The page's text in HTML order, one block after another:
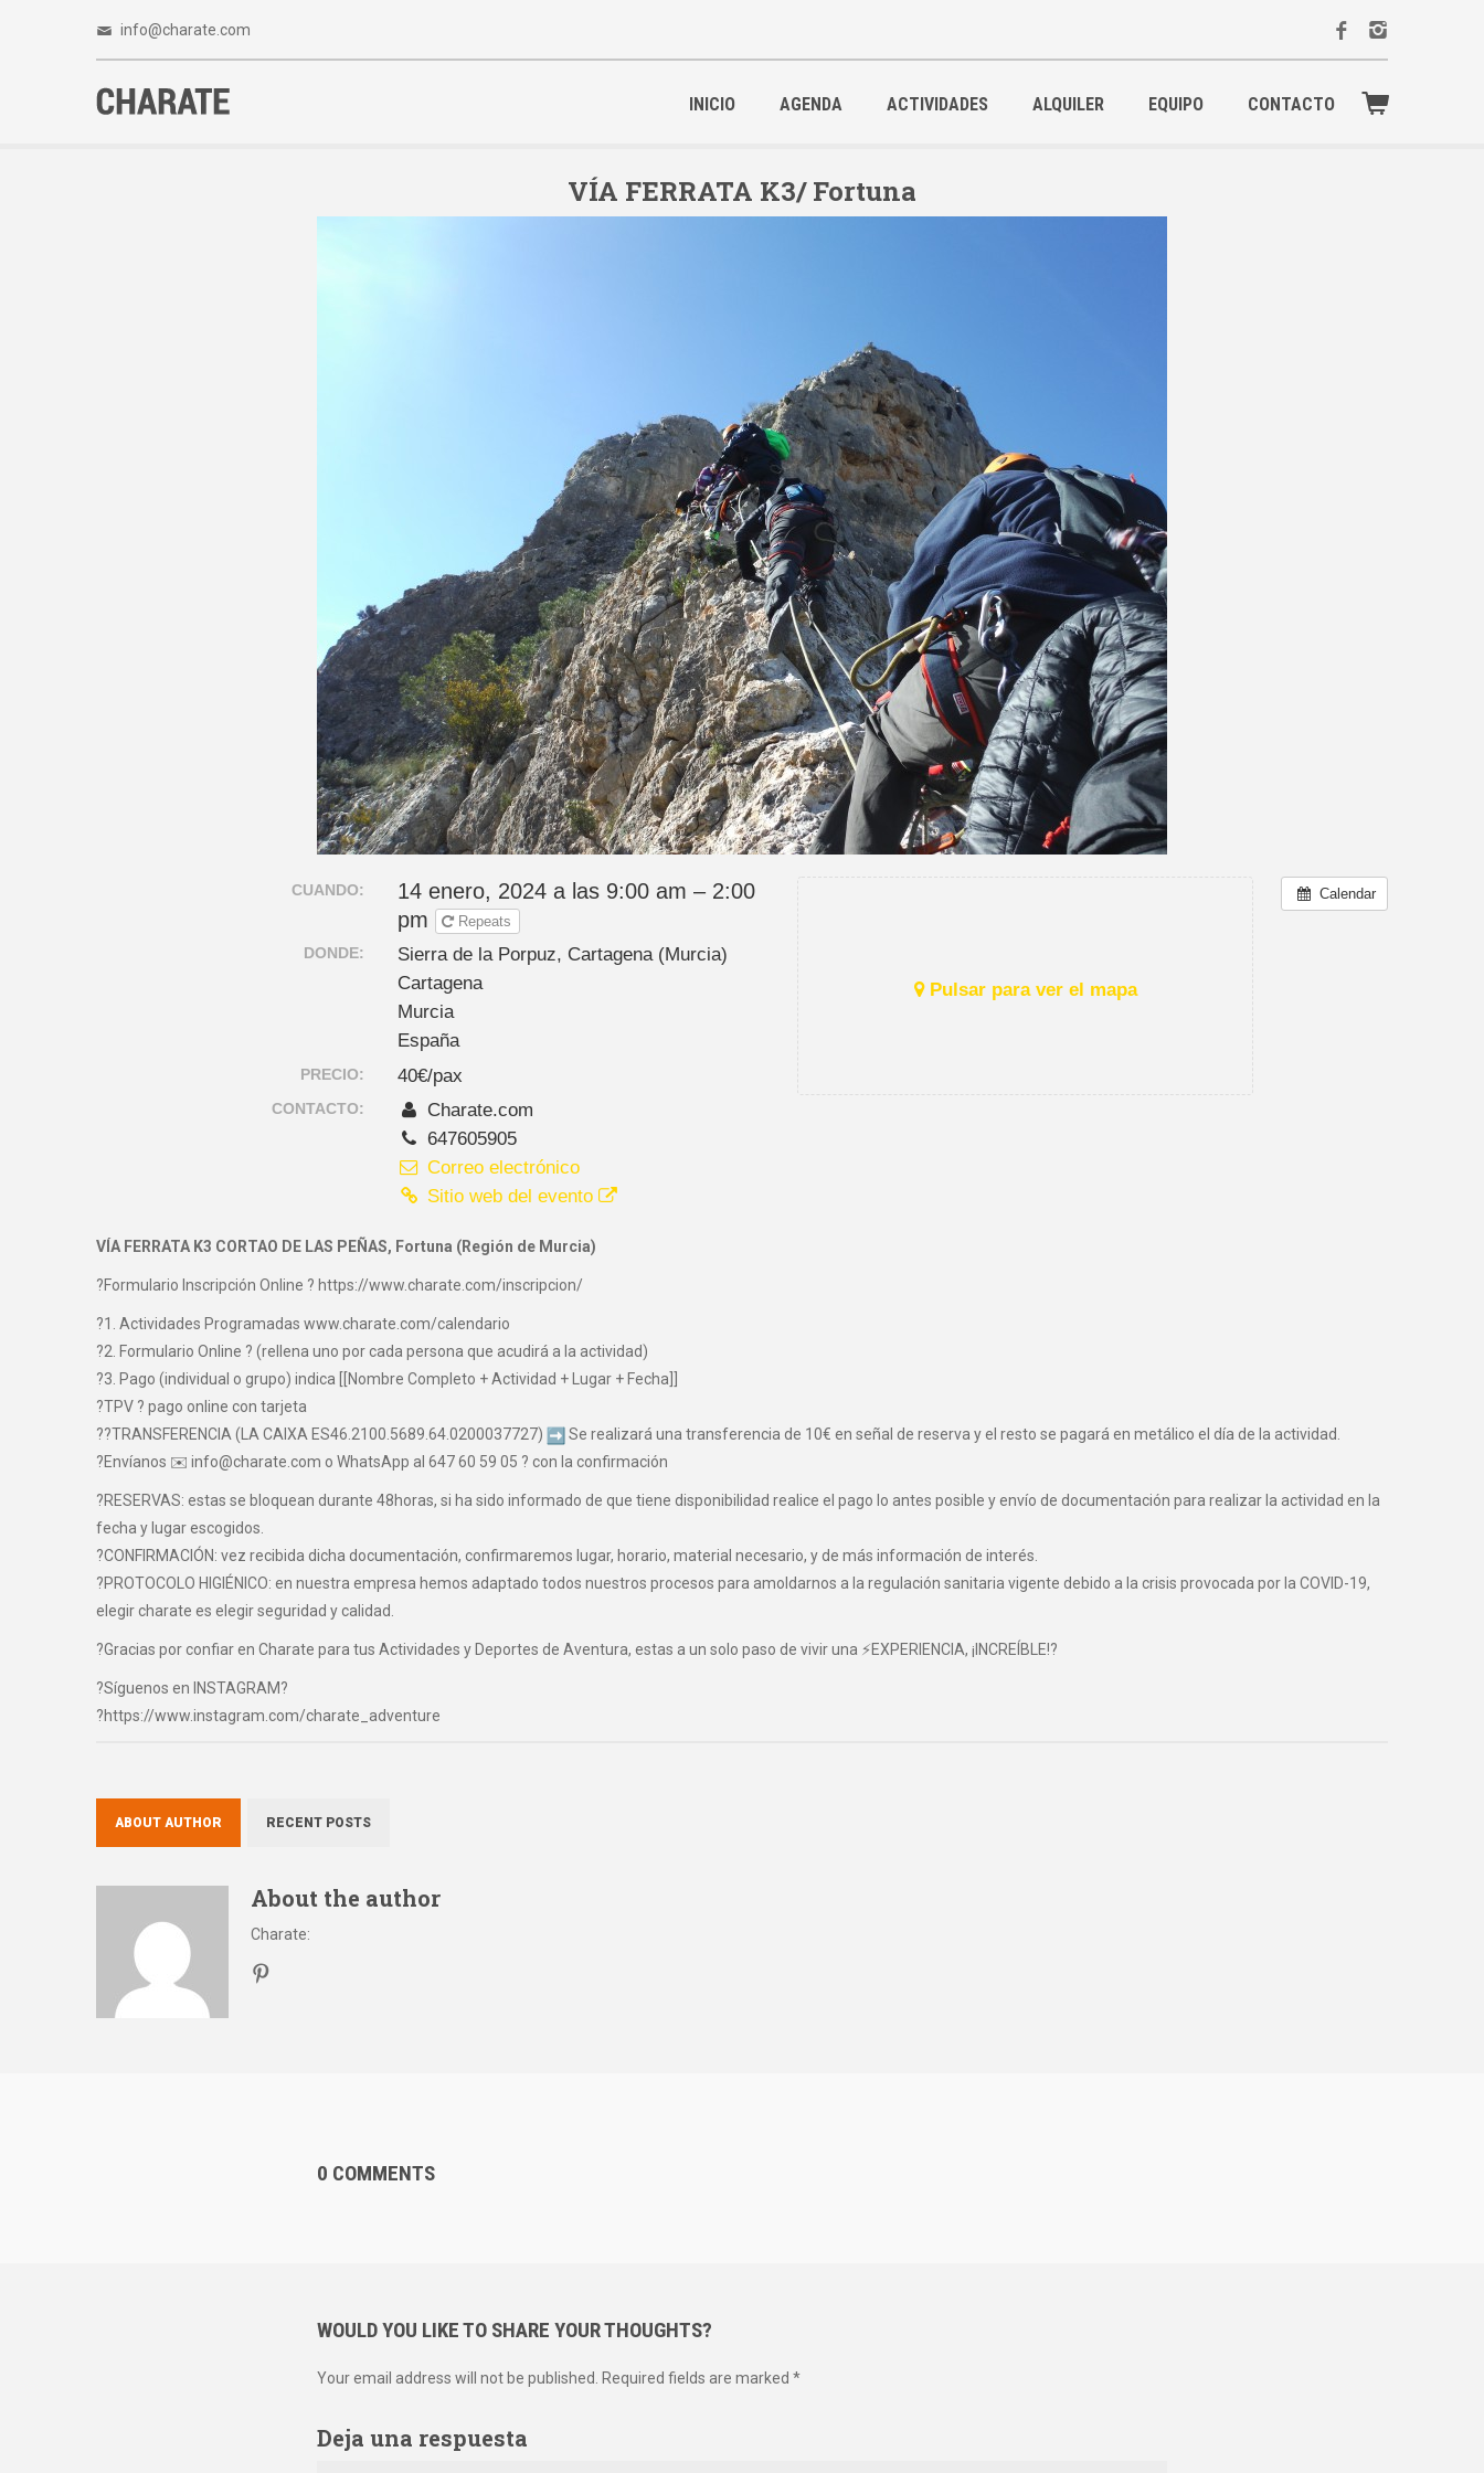
info@charate.com
INICIO AGENDA ACTIVIDADES ALQUILER EQUIPO CONTACTO
VÍA FERRATA K3/ Fortuna
Calendar
Pulsar para ver el mapa
CUANDO:
14 enero, 2024 a las 9:00 am – 2:00
pm
Repeats
DONDE:
Sierra de la Porpuz, Cartagena (Murcia)
Cartagena
Murcia
España
PRECIO: 40€/pax
CONTACTO:
Charate.com
647605905
Correo electrónico
Sitio web del evento
VÍA FERRATA K3 CORTAO DE LAS PEÑAS, Fortuna (Región de Murcia)
?Formulario Inscripción Online ? https://www.charate.com/inscripcion/
?1. Actividades Programadas www.charate.com/calendario
?2. Formulario Online ? (rellena uno por cada persona que acudirá a la actividad)
?3. Pago (individual o grupo) indica [[Nombre Completo + Actividad + Lugar + Fecha]]
?TPV ? pago online con tarjeta
??TRANSFERENCIA (LA CAIXA ES46.2100.5689.64.0200037727)
Se realizará una transferencia de 10€ en señal de reserva y el resto se pagará en metálico el día de la actividad.
?Envíanos ✉️ info@charate.com o WhatsApp al 647 60 59 05 ? con la confirmación
?RESERVAS: estas se bloquean durante 48horas, si ha sido informado de que tiene disponibilidad realice el pago lo antes posible y envío de documentación para realizar la actividad en la
fecha y lugar escogidos.
?CONFIRMACIÓN: vez recibida dicha documentación, confirmaremos lugar, horario, material necesario, y de más información de interés.
?PROTOCOLO HIGIÉNICO: en nuestra empresa hemos adaptado todos nuestros procesos para amoldarnos a la regulación sanitaria vigente debido a la crisis provocada por la COVID-19,
elegir charate es elegir seguridad y calidad.
?Gracias por confiar en Charate para tus Actividades y Deportes de Aventura, estas a un solo paso de vivir una ⚡EXPERIENCIA, ¡INCREÍBLE!?
?Síguenos en INSTAGRAM?
?https://www.instagram.com/charate_adventure
ABOUT AUTHOR RECENT POSTS
About the author
Charate:
0 COMMENTS
WOULD YOU LIKE TO SHARE YOUR THOUGHTS?
Your email address will not be published. Required fields are marked *
Deja una respuesta